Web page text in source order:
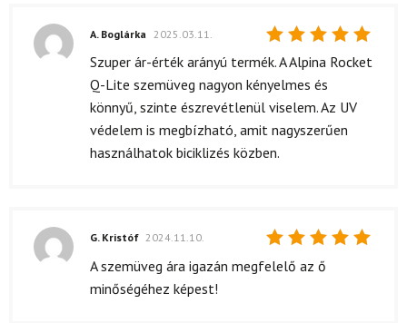
Értékelés:
/ 5
A. Boglárka 2025.03.11.
Szuper ár-érték arányú termék. A Alpina Rocket
Q-Lite szemüveg nagyon kényelmes és
könnyű, szinte észrevétlenül viselem. Az UV
védelem is megbízható, amit nagyszerűen
használhatok biciklizés közben.
Értékelés:
/ 5
G. Kristóf 2024.11.10.
A szemüveg ára igazán megfelelő az ő
minőségéhez képest!